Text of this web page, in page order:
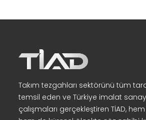
Takım tezgahları sektörünü tüm
temsil eden ve Türkiye imalat
çalışmaları gerçekleştiren TİAD,